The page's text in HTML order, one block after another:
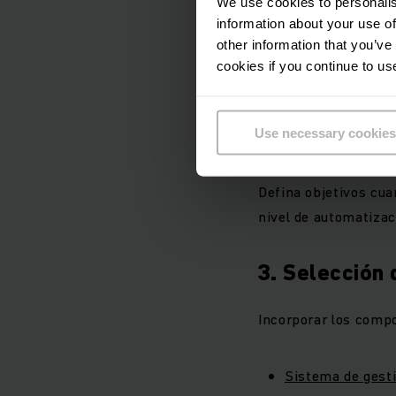
information about your use
other information that
cookies if you continue to
Use necessary
1.
Analizar todos los
2.
Defina objetivos
nivel de
3. Selección
Incorporar los
Sistema de